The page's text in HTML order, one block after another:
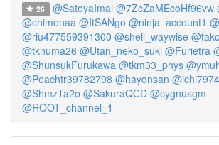
26 @SatoyaImai @7ZcZaMEcoHf96vw
@chimonaa @ItSANgo @ninja_account1
@riu477559391300 @shell_waywise
@tknuma26 @Utan_neko_suki @Furietra
@ShunsukFurukawa @tkm33_phys
@Peachtr39782798 @haydnsan
@ShmzTa2o @SakuraQCD @cygnusgm
@ROOT_channel_1